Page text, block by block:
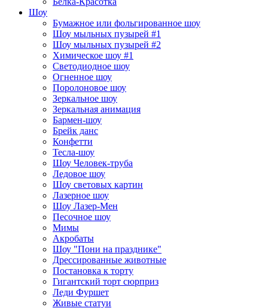
Шоу
Бумажное или фольгированное шоу
Шоу мыльных пузырей #1
Шоу мыльных пузырей #2
Химическое шоу #1
Светодиодное шоу
Огненное шоу
Поролоновое шоу
Зеркальное шоу
Зеркальная анимация
Бармен-шоу
Брейк данс
Конфетти
Тесла-шоу
Шоу Человек-труба
Ледовое шоу
Шоу световых картин
Лазерное шоу
Шоу Лазер-Мен
Песочное шоу
Мимы
Акробаты
Шоу "Пони на празднике"
Дрессированные животные
Постановка к торту
Гигантский торт сюрприз
Леди Фуршет
Живые статуи